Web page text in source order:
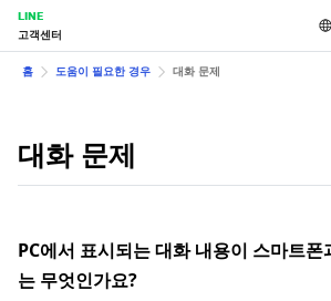
LINE
고객센터
홈 도움이 필요한 경우 대화 문제
대화 문제
PC에서 표시되는 대화 내용이 스마트폰
는 무엇인가요?